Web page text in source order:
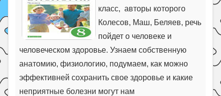
класс, авторы которого
Колесов, Маш, Беляев, речь
пойдет о человеке и
человеческом здоровье. Узнаем собственную
анатомию, физиологию, подумаем, как можно
эффективней сохранить свое здоровье и какие
неприятные болезни могут нам